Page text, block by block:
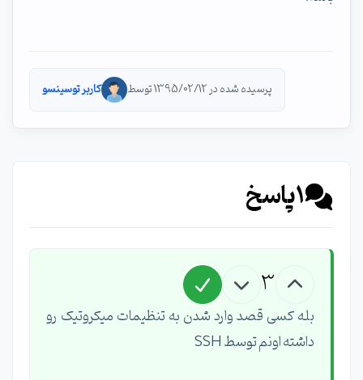
پرسیده شده در 1395/02/12 توسط کاربر توسینسو
1پاسخ
3
بله کسی قصد وارد شدن به تنظیمات میکروتیک رو
داشته اونم توسط SSH